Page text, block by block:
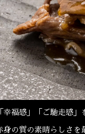
幸福感」「ご馳走感」
の質の素晴らしさを